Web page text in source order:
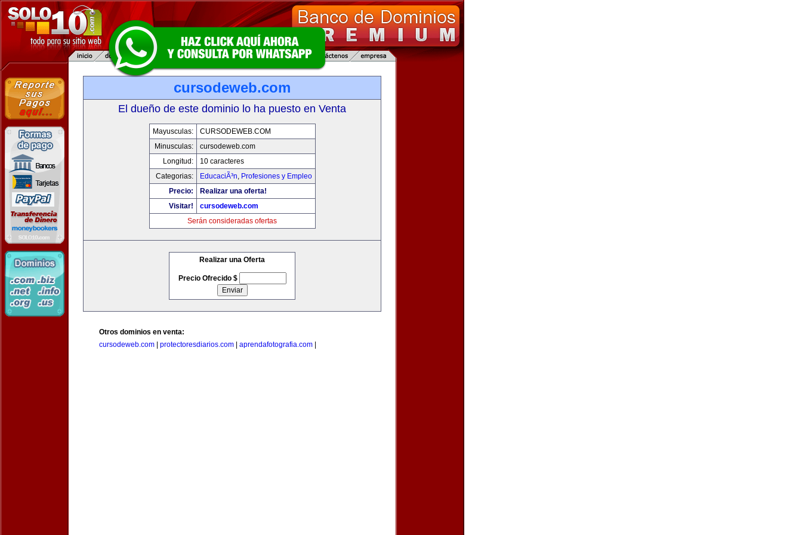
cursodeweb.com
El dueño de este dominio lo ha puesto en Venta
Mayusculas:
CURSODEWEB.COM
Minusculas:
cursodeweb.com
Longitud:
10 caracteres
Categorias:
EducaciÃ³n, Profesiones y Empleo
Precio:
Realizar una oferta!
Visitar!
cursodeweb.com
Serán consideradas ofertas
Realizar una Oferta
Precio Ofrecido $
Otros dominios en venta:
cursodeweb.com
protectoresdiarios.com aprendafotografia.com